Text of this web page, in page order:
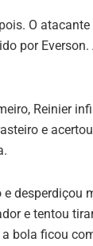
O
por Everson.
Reinier
e
desperdiçou
e tentou
bola ficou